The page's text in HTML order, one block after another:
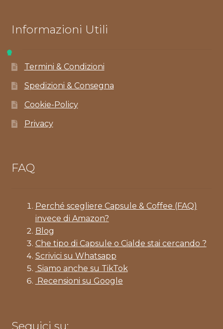
Informazioni Utili
Termini & Condizioni
Spedizioni & Consegna
Cookie-Policy
Privacy
FAQ
Perché scegliere Capsule & Coffee (FAQ)
invece di Amazon?
Blog
Che tipo di Capsule o Cialde stai cercando ?
Scrivici su Whatsapp
Siamo anche su TikTok
Recensioni su Google
Seguici su: